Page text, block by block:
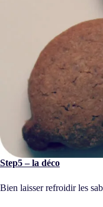
Step5 – la déco
Bien laisser refroidir les